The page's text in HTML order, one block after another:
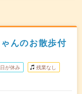
んのお散歩付
が休み 残業なし